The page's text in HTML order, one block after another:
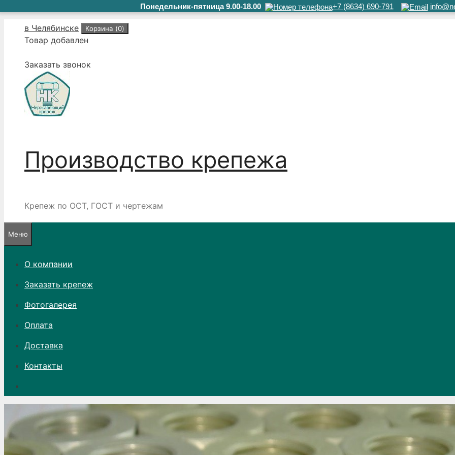
Понедельник-пятница 9.00-18.00 +7 (8634) 690-791
Перейтив Челябинске Корзина (0)
Товар добавлен
Заказать звонок
Производство крепежа
Крепеж по ОСТ, ГОСТ и чертежам
Меню
О компании
Заказать крепеж
Фотогалерея
Оплата
Доставка
Контакты